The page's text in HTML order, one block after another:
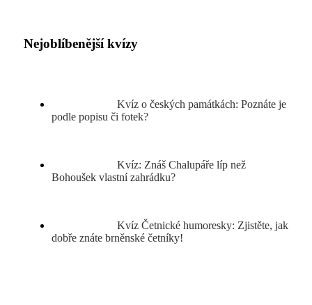
Nejoblíbenější kvízy
Kvíz o českých památkách: Poznáte je
podle popisu či fotek?
Kvíz: Znáš Chalupáře líp než
Bohoušek vlastní zahrádku?
Kvíz Četnické humoresky: Zjistěte, jak
dobře znáte brněnské četníky!